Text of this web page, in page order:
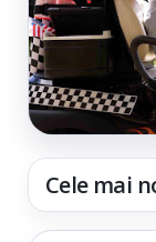
Cele mai